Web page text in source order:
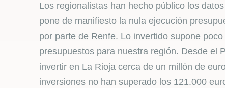
Los regionalistas han hecho público los
pone de manifiesto la nula ejecución
por parte de Renfe. Lo invertido supone
presupuestos para nuestra región. Desde el
invertir en La Rioja cerca de un millón de
inversiones no han superado los 121.000